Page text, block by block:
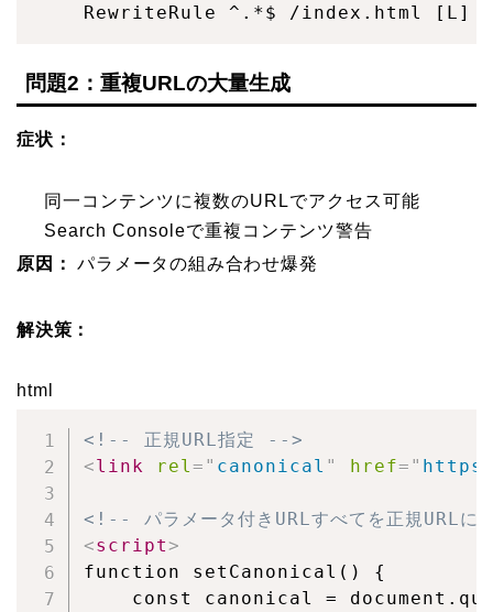
RewriteRule ^.*$ /index.html [L]
問題2：重複URLの大量生成
症状：
同一コンテンツに複数のURLでアクセス可能
Search Consoleで重複コンテンツ警告
原因：
パラメータの組み合わせ爆発
解決策：
html
<!-- 正規URL指定 -->
<link rel= " canonical " href= "
<!-- パラメータ付きURLすべてを正規URL
<script>
function setCanonical() {
const canonical =